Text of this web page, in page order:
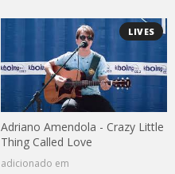
LIVES
Adriano Amendola - Crazy Little
Thing Called Love
adicionado em